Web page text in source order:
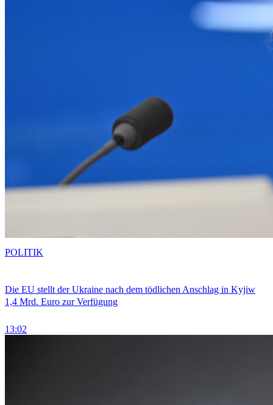
Die EU stellt der Ukraine nach dem tödlichen Anschlag in Kyjiw
1,4 Mrd. Euro zur Verfügung
13:02
POLITIK